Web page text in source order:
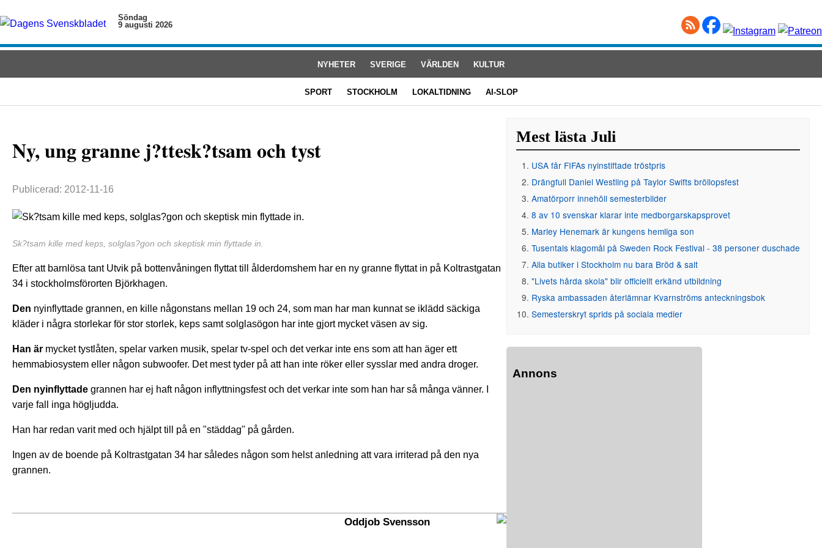
Söndag
9 augusti 2026
NYHETER SVERIGE VÄRLDEN KULTUR
SPORT STOCKHOLM LOKALTIDNING AI-SLOP
Ny, ung granne j?ttesk?tsam och tyst
Publicerad: 2012-11-16
Sk?tsam kille med keps, solglas?gon och skeptisk min flyttade in.
Efter att barnlösa tant Utvik på bottenvåningen flyttat till ålderdomshem har en ny granne flyttat in på Koltrastgatan
34 i stockholmsförorten Björkhagen.
Den nyinflyttade grannen, en kille någonstans mellan 19 och 24, som man har man kunnat se iklädd säckiga
kläder i några storlekar för stor storlek, keps samt solglasögon har inte gjort mycket väsen av sig.
Han är mycket tystlåten, spelar varken musik, spelar tv-spel och det verkar inte ens som att han äger ett
hemmabiosystem eller någon subwoofer. Det mest tyder på att han inte röker eller sysslar med andra droger.
Den nyinflyttade grannen har ej haft någon inflyttningsfest och det verkar inte som han har så många vänner. I
varje fall inga högljudda.
Han har redan varit med och hjälpt till på en "städdag" på gården.
Ingen av de boende på Koltrastgatan 34 har således någon som helst anledning att vara irriterad på den nya
grannen.
Oddjob Svensson
Mest lästa Juli
USA får FIFAs nyinstiftade tröstpris
Drängfull Daniel Westling på Taylor Swifts bröllopsfest
Amatörporr innehöll semesterbilder
8 av 10 svenskar klarar inte medborgarskapsprovet
Marley Henemark är kungens hemliga son
Tusentals klagomål på Sweden Rock Festival - 38 personer duschade
Alla butiker i Stockholm nu bara Bröd & salt
"Livets hårda skola" blir officiellt erkänd utbildning
Ryska ambassaden återlämnar Kvarnströms anteckningsbok
Semesterskryt sprids på sociala medier
Annons